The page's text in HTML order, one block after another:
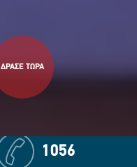
ΔΡΑΣΕ ΤΩΡΑ
1056